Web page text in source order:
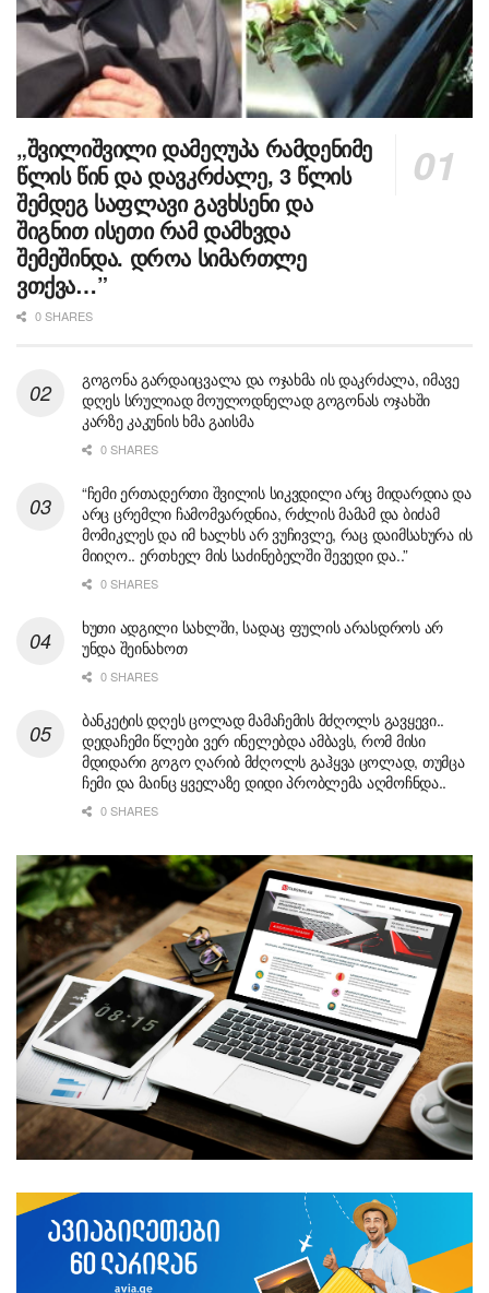
„შვილიშვილი დამეღუპა რამდენიმე
წლის წინ და დავკრძალე, 3 წლის
შემდეგ საფლავი გავხსენი და
შიგნით ისეთი რამ დამხვდა
შემეშინდა. დროა სიმართლე
ვთქვა…”
0 SHARES
გოგონა გარდაიცვალა და ოჯახმა ის დაკრძალა, იმავე
დღეს სრულიად მოულოდნელად გოგონას ოჯახში
კარზე კაკუნის ხმა გაისმა
0 SHARES
“ჩემი ერთადერთი შვილის სიკვდილი არც მიდარდია და
არც ცრემლი ჩამომვარდნია, რძლის მამამ და ბიძამ
მომიკლეს და იმ ხალხს არ ვუჩივლე, რაც დაიმსახურა ის
მიიღო.. ერთხელ მის საძინებელში შევედი და..”
0 SHARES
ხუთი ადგილი სახლში, სადაც ფულის არასდროს არ
უნდა შეინახოთ
0 SHARES
ბანკეტის დღეს ცოლად მამაჩემის მძღოლს გავყევი..
დედაჩემი წლები ვერ ინელებდა ამბავს, რომ მისი
მდიდარი გოგო ღარიბ მძღოლს გაჰყვა ცოლად, თუმცა
ჩემი და მაინც ყველაზე დიდი პრობლემა აღმოჩნდა..
0 SHARES